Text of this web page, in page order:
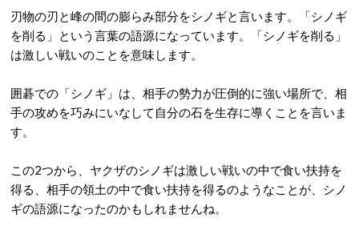
刃物の刃と峰の間の膨らみ部分をシノギと言います。「シノギ
を削る」という言葉の語源になっています。「シノギを削る」
は激しい戦いのことを意味します。
囲碁での「シノギ」は、相手の勢力が圧倒的に強い場所で、相
手の攻めを巧みにいなして自分の石を生存に導くことを言いま
す。
この2つから、ヤクザのシノギは激しい戦いの中で食い扶持を
得る、相手の領土の中で食い扶持を得るのようなことが、シノ
ギの語源になったのかもしれませんね。